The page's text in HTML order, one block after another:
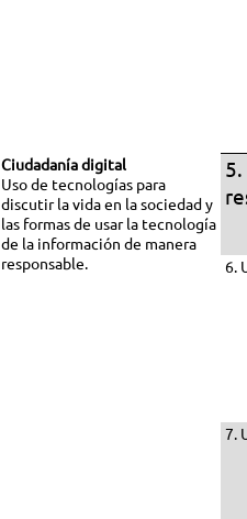
Ciudadanía digital
Uso de tecnologías para
discutir la vida en la sociedad y
las formas de usar la tecnología
de la información de manera
responsable.
5.
6.
7.